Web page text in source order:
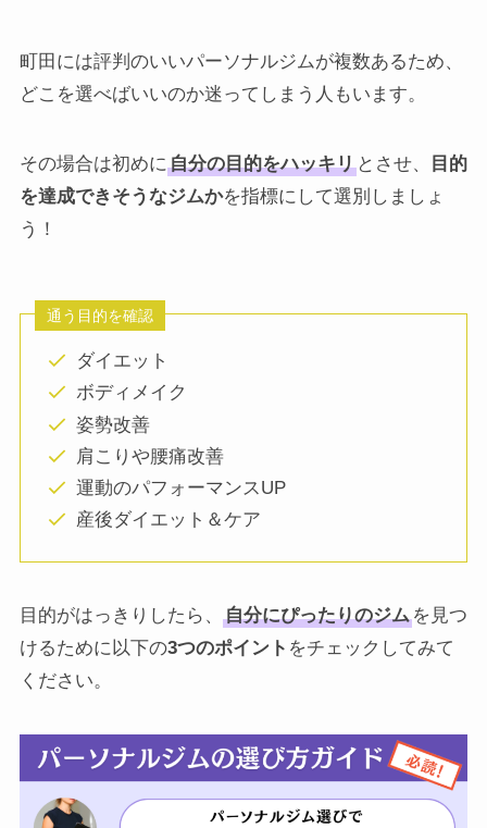
町田には評判のいいパーソナルジムが複数あるため、
どこを選べばいいのか迷ってしまう人もいます。
その場合は初めに自分の目的をハッキリとさせ、
目的
を達成できそうなジムかを指標にして選別しましょ
う！
通う目的を確認
ダイエット
ボディメイク
姿勢改善
肩こりや腰痛改善
運動のパフォーマンスUP
産後ダイエット＆ケア
目的がはっきりしたら、 自分にぴったりのジムを見つ
けるために以下の3つのポイント をチェックしてみて
ください。